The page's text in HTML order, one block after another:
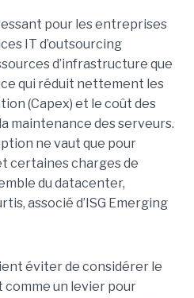
pour les entreprises
IT d’outsourcing
d’infrastructure que
ce qui réduit nettement les
(Capex) et le coût des
maintenance des serveurs.
ne vaut que pour
certaines charges de
du datacenter,
associé d’ISG Emerging
éviter de considérer le
comme un levier pour